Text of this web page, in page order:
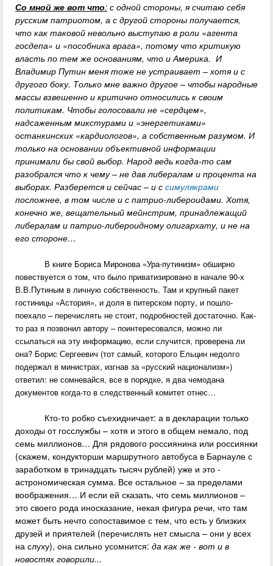
Со мной же вот что: с одной стороны, я считаю себя
русским патриотом, а с другой стороны получается,
что как таковой невольно выступаю в роли «агента
госдепа» и «пособника врага», потому что критикую
власть по тем же основаниям, что и Америка. И
Владимир Путин меня тоже не устраивает – хотя и с
другого боку. Только мне важно другое – чтобы народные
массы взвешенно и критично относились к своим
политикам. Чтобы голосовали не «сердцем»,
надсаженным микстурами и «энергетиками»
останкинских «кардиологов», а собственным разумом. И
только на основании объективной информации
принимали бы свой выбор. Народ ведь когда-то сам
разобрался что к чему – не дав либералам и процента на
выборах. Разберется и сейчас – и с симулякрами
посложнее, в том числе и с патрио-либероидами. Хотя,
конечно же, вещательный мейнстрим, принадлежащий
либералам и патрио-либероидному олигархату, и не на
его стороне…
В книге Бориса Миронова «Ура-путинизм» обширно
повествуется о том, что было приватизировано в начале 90-х
В.В.Путиным в личную собственность. Там и крупный пакет
гостиницы «Астория», и доля в питерском порту, и пошло-
поехало – перечислять не стоит, подробностей достаточно. Как-
то раз я позвонил автору – поинтересовался, можно ли
ссылаться на эту информацию, если случится, проверена ли
она? Борис Сергеевич (тот самый, которого Ельцин недолго
подержал в министрах, изгнав за «русский национализм»)
ответил: не сомневайся, все в порядке, я два чемодана
документов когда-то в следственный комитет отнес…
Кто-то робко съехидничает: а в декларации только
доходы от госслужбы – хотя и этого в общем немало, под
семь миллионов… Для рядового россиянина или россиянки
(скажем, кондукторши маршрутного автобуса в Барнауле с
заработком в тринадцать тысяч рублей) уже и это -
астрономическая сумма. Все остальное – за пределами
воображения… И если ей сказать, что семь миллионов –
это своего рода иносказание, некая фигура речи, что там
может быть нечто сопоставимое с тем, что есть у близких
друзей и приятелей (перечислять нет смысла – они у всех
на слуху), она сильно усомнится: да как же - вот и в
новостях говорили...